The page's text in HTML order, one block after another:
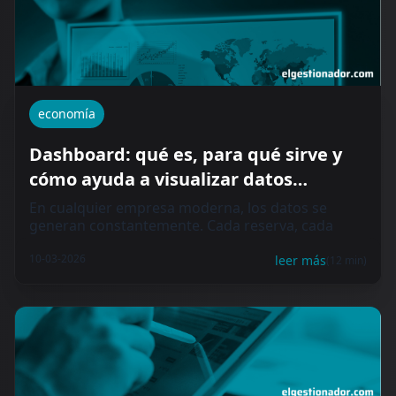
economía
Dashboard: qué es, para qué sirve y
cómo ayuda a visualizar datos
empresariales
En cualquier empresa moderna, los datos se
generan constantemente. Cada reserva, cada
10-03-2026 leer más(12 min)